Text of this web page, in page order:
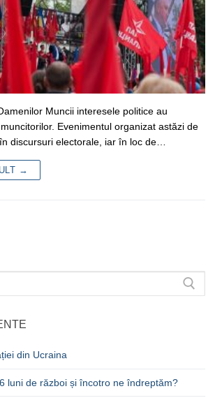
Muncii interesele politice au
Evenimentul organizat astăzi de
discursuri electorale, iar în loc de…
→
din Ucraina
luni de război și încotro ne îndreptăm?